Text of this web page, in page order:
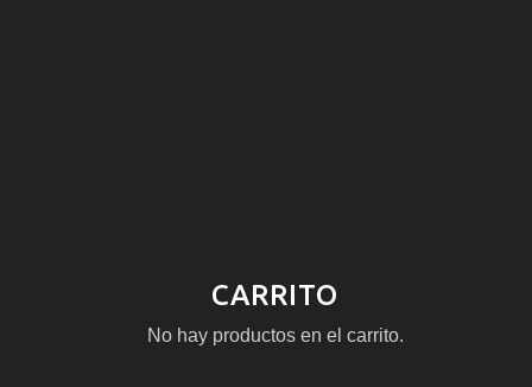
CARRITO
No hay productos en el carrito.